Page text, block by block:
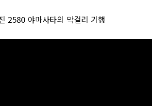
2580 야마사타의 막걸리 기행